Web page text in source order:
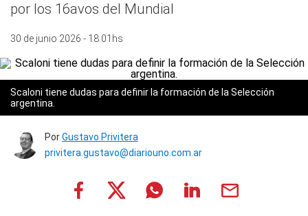
por los 16avos del Mundial
30 de junio 2026 - 18:01hs
Scaloni tiene dudas para definir la formación de la Selección
argentina.
PorGustavo Privitera
privitera.gustavo@diariouno.com.ar